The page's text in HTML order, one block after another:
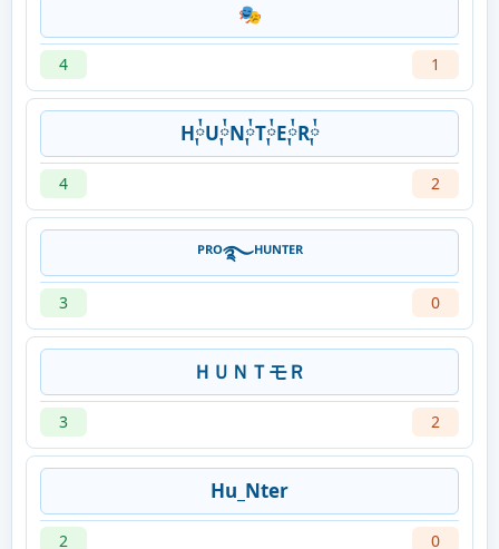
🎭
4 1
H༙྇U༙྇N༙྇T༙྇E༙྇R༙྇
4 2
ᴾᴿᴼ࿐ᴴᵁᴺᵀᴱᴿ
3 0
ＨＵＮＴモＲ
3 2
Hu_Nter
2 0